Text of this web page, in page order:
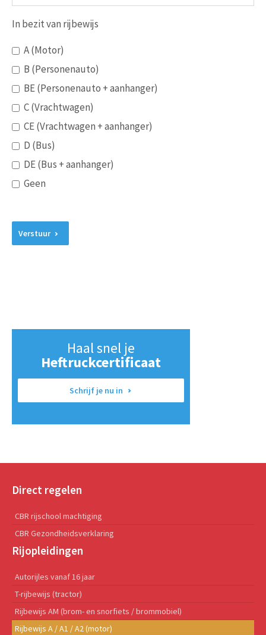
In bezit van rijbewijs
A (Motor)
B (Personenauto)
BE (Personenauto + aanhanger)
C (Vrachtwagen)
CE (Vrachtwagen + aanhanger)
D (Bus)
DE (Bus + aanhanger)
Geen
Verstuur
Haal snel je
Heftruckcertificaat
Schrijf je nu in
Direct regelen
CBR rijschool machtiging
CBR Gezondheidsverklaring
Rijopleidingen
Autorijles vanaf 16 jaar
T-rijbewijs (tractor)
Rijbewijs AM (brom- en snorfiets / brommobiel)
Rijbewijs A / A1 / A2 (motor)